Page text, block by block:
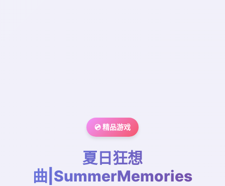
💿 精品游戏
夏日狂想
曲|SummerMemories